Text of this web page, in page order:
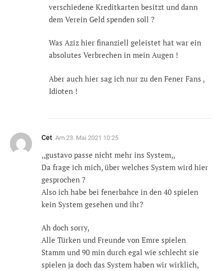
verschiedene Kreditkarten besitzt und dann
dem Verein Geld spenden soll ?
Was Aziz hier finanziell geleistet hat war ein
absolutes Verbrechen in mein Augen !
Aber auch hier sag ich nur zu den Fener Fans ,
Idioten !
Cet Am 23. Mai 2021 10:25
,,gustavo passe nicht mehr ins System,,
Da frage ich mich, über welches System wird hier
gesprochen ?
Also ich habe bei fenerbahce in den 40 spielen
kein System gesehen und ihr?
Ah doch sorry,
Alle Türken und Freunde von Emre spielen
Stamm und 90 min durch egal wie schlecht sie
spielen ja doch das System haben wir wirklich,